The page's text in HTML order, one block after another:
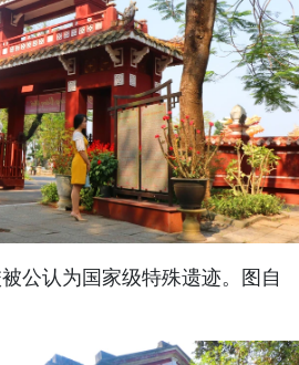
公认为国家级特殊遗迹。图自